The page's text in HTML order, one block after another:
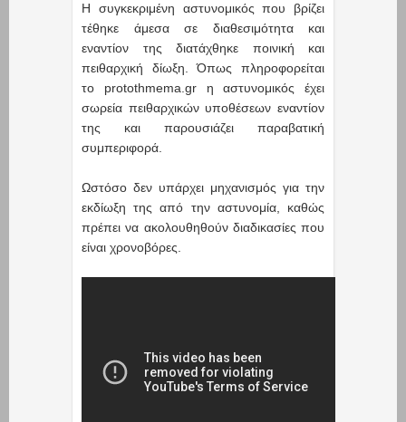
Η συγκεκριμένη αστυνομικός που βρίζει
τέθηκε άμεσα σε διαθεσιμότητα και
εναντίον της διατάχθηκε ποινική και
πειθαρχική δίωξη. Όπως πληροφορείται
το protothmema.gr η αστυνομικός έχει
σωρεία πειθαρχικών υποθέσεων εναντίον
της και παρουσιάζει παραβατική
συμπεριφορά.
Ωστόσο δεν υπάρχει μηχανισμός για την
εκδίωξη της από την αστυνομία, καθώς
πρέπει να ακολουθηθούν διαδικασίες που
είναι χρονοβόρες.